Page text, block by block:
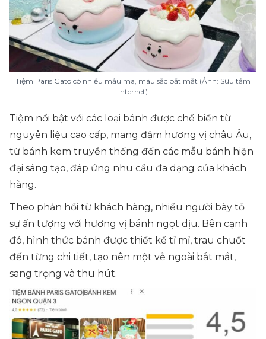
Tiệm Paris Gato có nhiều mẫu mã, màu sắc bắt mắt (Ảnh: Sưu tầm
Internet)
Tiệm nổi bật với các loại bánh được chế biến từ
nguyên liệu cao cấp, mang đậm hương vị châu Âu,
từ bánh kem truyền thống đến các mẫu bánh hiện
đại sáng tạo, đáp ứng nhu cầu đa dạng của khách
hàng.
Theo phản hồi từ khách hàng, nhiều người bày tỏ
sự ấn tượng với hương vị bánh ngọt dịu. Bên cạnh
đó, hình thức bánh được thiết kế tỉ mỉ, trau chuốt
đến từng chi tiết, tạo nên một vẻ ngoài bắt mắt,
sang trọng và thu hút.